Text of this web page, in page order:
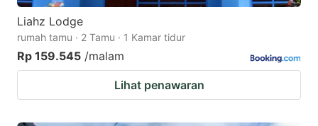
Liahz Lodge
rumah tamu · 2 Tamu · 1 Kamar tidur
Rp 159.545 /malam
Lihat penawaran